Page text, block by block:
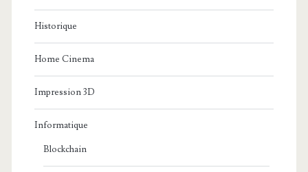
Historique
Home Cinema
Impression 3D
Informatique
Blockchain